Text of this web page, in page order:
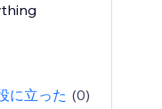
に立った (0)